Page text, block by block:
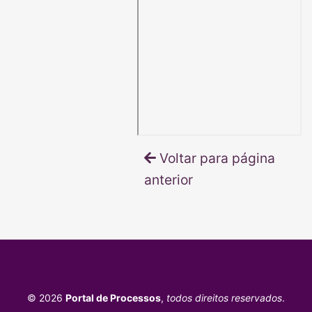
Voltar para página
anterior
© 2026 Portal de Processos, todos direitos reservados.